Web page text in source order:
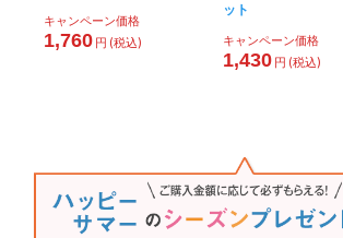
キャンペーン価格
1,760 円 (税込)
ット
キャンペーン価格
1,430 円 (税込)